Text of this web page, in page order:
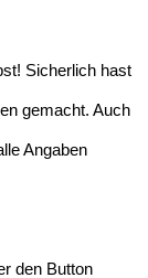
Sicherlich hast
gemacht. Auch
Angaben
den Button